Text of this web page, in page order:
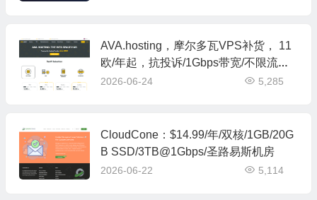
AVA.hosting，摩尔多瓦VPS补货， 11
欧/年起，抗投诉/1Gbps带宽/不限流量/
免费高防
2026-06-24 5,285
CloudCone：$14.99/年/双核/1GB/20G
B SSD/3TB@1Gbps/圣路易斯机房
2026-06-22 5,114